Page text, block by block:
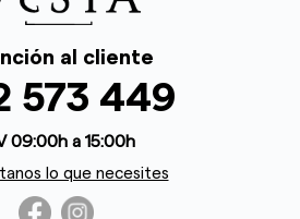
al cliente
573 449
09:00h a 15:00h
lo que necesites